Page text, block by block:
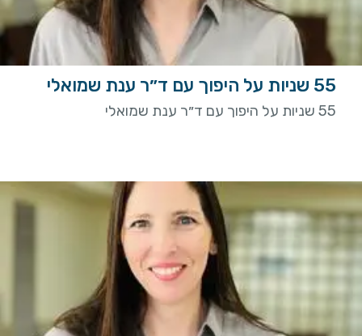
55 שניות על היפוך עם ד״ר ענת שמואלי
55 שניות על היפוך עם ד״ר ענת שמואלי